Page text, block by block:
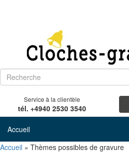
Service à la clientèle
tél. +4940 2530 3540
Accueil
Accueil » Thèmes possibles de gravure